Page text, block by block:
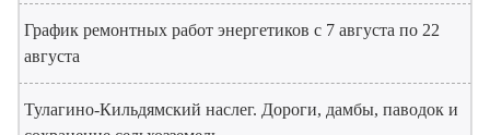
График ремонтных работ энергетиков с 7 августа по 22
августа
Тулагино-Кильдямский наслег. Дороги, дамбы, паводок и